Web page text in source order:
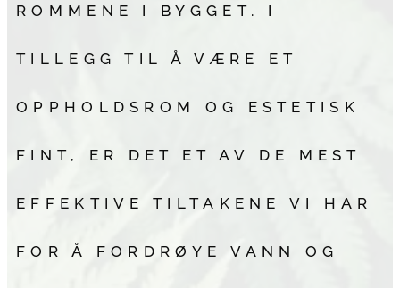
ROMMENE I BYGGET. I
TILLEGG TIL Å VÆRE ET
OPPHOLDSROM OG ESTETISK
FINT, ER DET ET AV DE MEST
EFFEKTIVE TILTAKENE VI HAR
FOR Å FORDRØYE VANN OG